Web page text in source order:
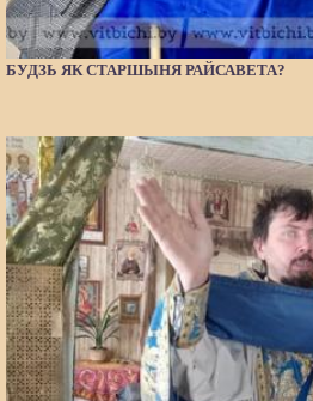
БУДЗЬ ЯК СТАРШЫНЯ РАЙСАВЕТА?